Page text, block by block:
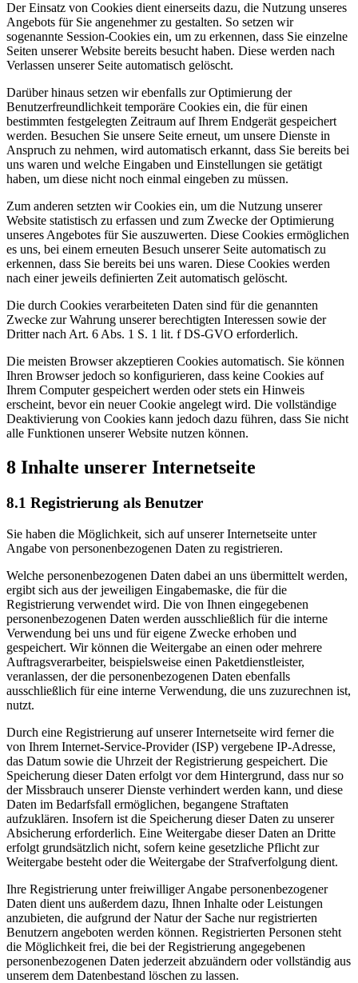
Der Einsatz von Cookies dient einerseits dazu, die Nutzung unseres
Angebots für Sie angenehmer zu gestalten. So setzen wir
sogenannte Session-Cookies ein, um zu erkennen, dass Sie einzelne
Seiten unserer Website bereits besucht haben. Diese werden nach
Verlassen unserer Seite automatisch gelöscht.
Darüber hinaus setzen wir ebenfalls zur Optimierung der
Benutzerfreundlichkeit temporäre Cookies ein, die für einen
bestimmten festgelegten Zeitraum auf Ihrem Endgerät gespeichert
werden. Besuchen Sie unsere Seite erneut, um unsere Dienste in
Anspruch zu nehmen, wird automatisch erkannt, dass Sie bereits bei
uns waren und welche Eingaben und Einstellungen sie getätigt
haben, um diese nicht noch einmal eingeben zu müssen.
Zum anderen setzten wir Cookies ein, um die Nutzung unserer
Website statistisch zu erfassen und zum Zwecke der Optimierung
unseres Angebotes für Sie auszuwerten. Diese Cookies ermöglichen
es uns, bei einem erneuten Besuch unserer Seite automatisch zu
erkennen, dass Sie bereits bei uns waren. Diese Cookies werden
nach einer jeweils definierten Zeit automatisch gelöscht.
Die durch Cookies verarbeiteten Daten sind für die genannten
Zwecke zur Wahrung unserer berechtigten Interessen sowie der
Dritter nach Art. 6 Abs. 1 S. 1 lit. f DS-GVO erforderlich.
Die meisten Browser akzeptieren Cookies automatisch. Sie können
Ihren Browser jedoch so konfigurieren, dass keine Cookies auf
Ihrem Computer gespeichert werden oder stets ein Hinweis
erscheint, bevor ein neuer Cookie angelegt wird. Die vollständige
Deaktivierung von Cookies kann jedoch dazu führen, dass Sie nicht
alle Funktionen unserer Website nutzen können.
8 Inhalte unserer Internetseite
8.1 Registrierung als Benutzer
Sie haben die Möglichkeit, sich auf unserer Internetseite unter
Angabe von personenbezogenen Daten zu registrieren.
Welche personenbezogenen Daten dabei an uns übermittelt werden,
ergibt sich aus der jeweiligen Eingabemaske, die für die
Registrierung verwendet wird. Die von Ihnen eingegebenen
personenbezogenen Daten werden ausschließlich für die interne
Verwendung bei uns und für eigene Zwecke erhoben und
gespeichert. Wir können die Weitergabe an einen oder mehrere
Auftragsverarbeiter, beispielsweise einen Paketdienstleister,
veranlassen, der die personenbezogenen Daten ebenfalls
ausschließlich für eine interne Verwendung, die uns zuzurechnen ist,
nutzt.
Durch eine Registrierung auf unserer Internetseite wird ferner die
von Ihrem Internet-Service-Provider (ISP) vergebene IP-Adresse,
das Datum sowie die Uhrzeit der Registrierung gespeichert. Die
Speicherung dieser Daten erfolgt vor dem Hintergrund, dass nur so
der Missbrauch unserer Dienste verhindert werden kann, und diese
Daten im Bedarfsfall ermöglichen, begangene Straftaten
aufzuklären. Insofern ist die Speicherung dieser Daten zu unserer
Absicherung erforderlich. Eine Weitergabe dieser Daten an Dritte
erfolgt grundsätzlich nicht, sofern keine gesetzliche Pflicht zur
Weitergabe besteht oder die Weitergabe der Strafverfolgung dient.
Ihre Registrierung unter freiwilliger Angabe personenbezogener
Daten dient uns außerdem dazu, Ihnen Inhalte oder Leistungen
anzubieten, die aufgrund der Natur der Sache nur registrierten
Benutzern angeboten werden können. Registrierten Personen steht
die Möglichkeit frei, die bei der Registrierung angegebenen
personenbezogenen Daten jederzeit abzuändern oder vollständig aus
unserem dem Datenbestand löschen zu lassen.